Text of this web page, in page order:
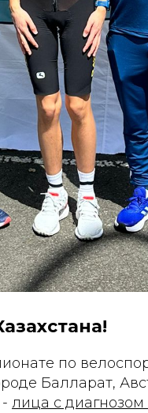
по
Балларат,
лица с диагнозом